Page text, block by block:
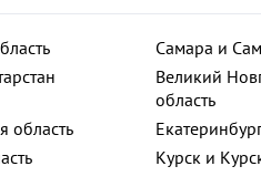
Ольгино,
улица, 10
Самара и
Великий
область
область
Курск и